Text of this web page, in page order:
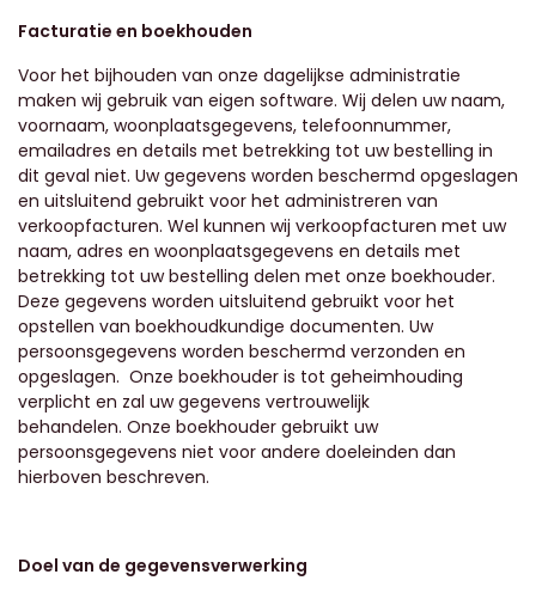
Facturatie en boekhouden
Voor het bijhouden van onze dagelijkse administratie
maken wij gebruik van eigen software. Wij delen uw naam,
voornaam, woonplaatsgegevens, telefoonnummer,
emailadres en details met betrekking tot uw bestelling in
dit geval niet. Uw gegevens worden beschermd opgeslagen
en uitsluitend gebruikt voor het administreren van
verkoopfacturen. Wel kunnen wij verkoopfacturen met uw
naam, adres en woonplaatsgegevens en details met
betrekking tot uw bestelling delen met onze boekhouder.
Deze gegevens worden uitsluitend gebruikt voor het
opstellen van boekhoudkundige documenten. Uw
persoonsgegevens worden beschermd verzonden en
opgeslagen. Onze boekhouder is tot geheimhouding
verplicht en zal uw gegevens vertrouwelijk
behandelen. Onze boekhouder gebruikt uw
persoonsgegevens niet voor andere doeleinden dan
hierboven beschreven.
Doel van de gegevensverwerking